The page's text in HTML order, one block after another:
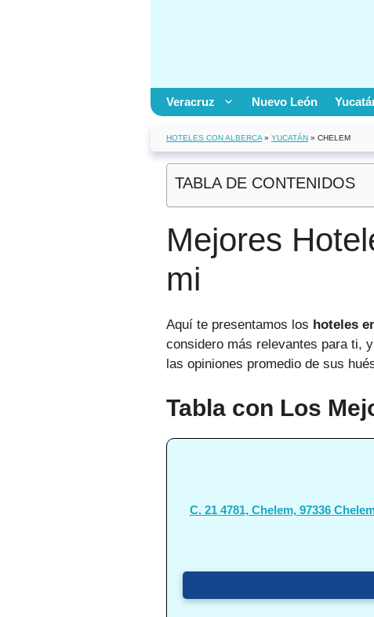
Veracruz Nuevo León
HOTELES CON ALBERCA » YUCATÁN » CHELEM
TABLA DE CONTENIDOS
Mejores
mi
Aquí te presentamos los hoteles
considero más relevantes para ti,
las opiniones promedio de sus
Tabla con Los
C. 21 4781, Chelem, 97336